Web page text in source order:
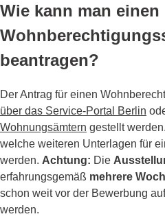
Wie kann man einen
beantragen?
Der Antrag für einen
über das Service-Portal Berlin
Wohnungsämtern gestellt
welche weiteren Unterlagen für
werden. Achtung: Die
erfahrungsgemäß mehrere
schon weit vor der Bewerbung
werden.